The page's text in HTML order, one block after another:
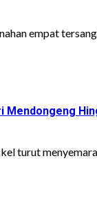
empat
Mendongeng
turut